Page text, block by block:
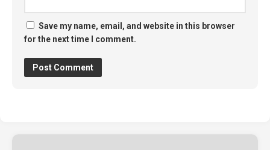
Save my name, email, and website in this browser
for the next time I comment.